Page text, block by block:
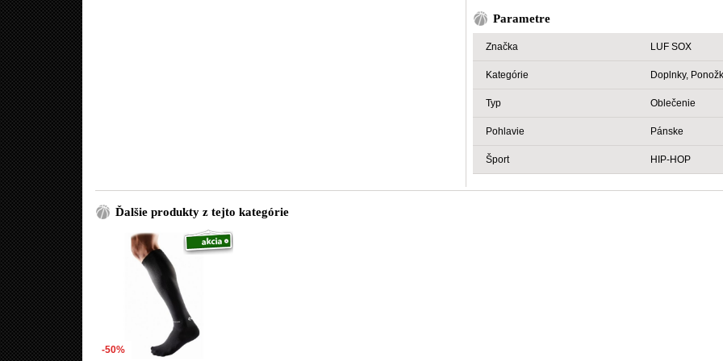
Parametre
Značka LUF SOX
Kategórie Doplnky,
Typ Oblečenie
Pohlavie Pánske
Šport HIP-HOP
Ďalšie produkty z tejto kategórie
-50%